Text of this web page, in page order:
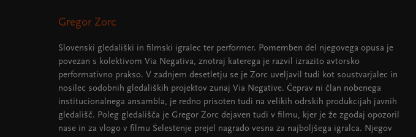
Gregor Zorc
Slovenski gledališki in filmski igralec ter performer. Pomemben del njegovega opusa je
povezan s kolektivom Via Negativa, znotraj katerega je razvil izrazito avtorsko
performativno prakso. V zadnjem desetletju se je Zorc uveljavil tudi kot soustvarjalec in
nosilec sodobnih gledaliških projektov zunaj Via Negative. Čeprav ni član nobenega
institucionalnega ansambla, je redno prisoten tudi na velikih odrskih produkcijah javnih
gledališč. Poleg gledališča je Gregor Zorc dejaven tudi v filmu, kjer je že zgodaj opozoril
nase in za vlogo v filmu Šelestenje prejel nagrado vesna za najboljšega igralca. Njegov